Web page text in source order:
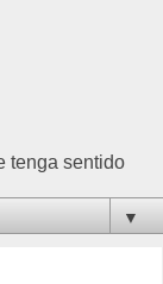
tenga sentido
▼